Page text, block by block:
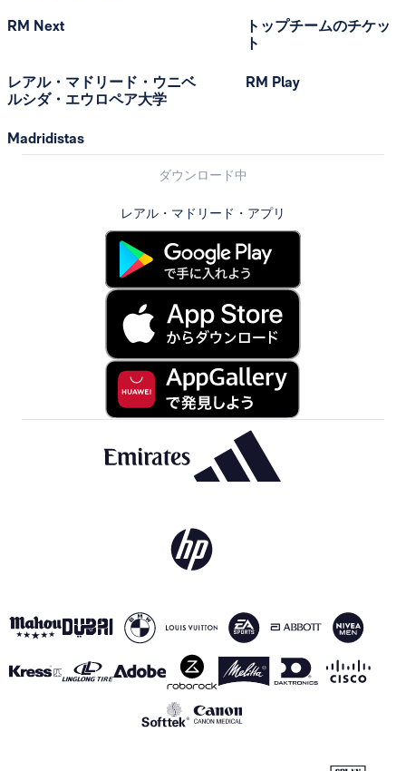
RM Next
レアル・マドリード・ウニベ
ルシダ・エウロペア大学
Madridistas
トップチームのチケッ
ト
RM Play
ダウンロード中
レアル・マドリード・アプリ